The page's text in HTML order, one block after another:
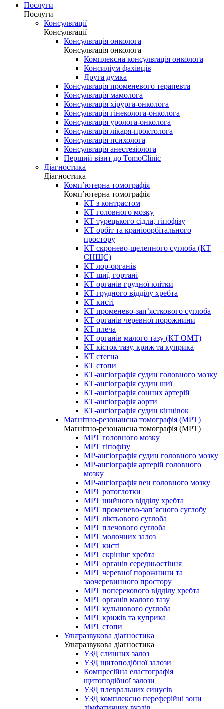
Послуги
Послуги
Консультації
Консультації
Консультація онколога
Консультація онколога
Комплексна консультація онколога
Консиліум фахівців
Друга думка
Консультація променевого терапевта
Консультація мамолога
Консультація хірурга-онколога
Консультація гінеколога-онколога
Консультація уролога-онколога
Консультація лікаря-проктолога
Консультація психолога
Консультація анестезіолога
Перший візит до TomoClinic
Діагностика
Діагностика
Комп’ютерна томографія
Комп’ютерна томографія
КТ з контрастом
КТ головного мозку
КТ турецького сідла, гіпофізу
КТ орбіт та краніоорбітального
простору
КТ скронево-щелепного суглоба (КТ
СНЩС)
КТ лор-органів
КТ шиї, гортані
КТ органів грудної клітки
КТ грудного відділу хребта
КТ кисті
КТ променево-зап’ясткового суглоба
КТ органів черевної порожнини
КТ плеча
КТ органів малого тазу (КТ ОМТ)
КТ кісток тазу, криж та куприка
КТ стегна
КТ стопи
КТ-ангіографія судин головного мозку
КТ-ангіографія судин шиї
КТ-ангіографія сонних артерій
КТ-ангіографія аорти
КТ-ангіографія судин кінцівок
Магнітно-резонансна томографія (МРТ)
Магнітно-резонансна томографія (МРТ)
МРТ головного мозку
МРТ гіпофізу
МР-ангіографія судин головного мозку
МР-ангіографія артерій головного
мозку
МР-ангіографія вен головного мозку
МРТ ротоглотки
МРТ шийного відділу хребта
МРТ променево-зап’ясного суглобу
МРТ ліктьового суглоба
МРТ плечового суглоба
МРТ молочних залоз
МРТ кисті
МРТ скрінінг хребта
МРТ органів середньостіння
МРТ черевної порожнини та
заочеревинного простору
МРТ поперекового відділу хребта
МРТ органів малого тазу
МРТ кульшового суглоба
МРТ крижів та куприка
МРТ стопи
Ультразвукова діагностика
Ультразвукова діагностика
УЗД слинних залоз
УЗД щитоподібної залози
Компресійна еластографія
щитоподібної залози
УЗД плевральних синусів
УЗД комплексно переферійні зони